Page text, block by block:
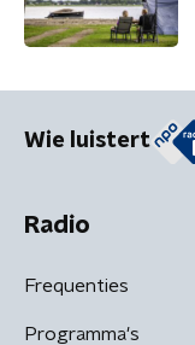
Wie luistert
Radio
Frequenties
Programma's